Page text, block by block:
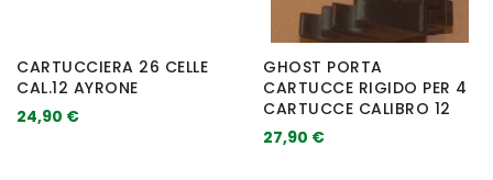
CARTUCCIERA 26 CELLE
CAL.12 AYRONE
24,90 €
GHOST PORTA
CARTUCCE RIGIDO PER 4
CARTUCCE CALIBRO 12
27,90 €